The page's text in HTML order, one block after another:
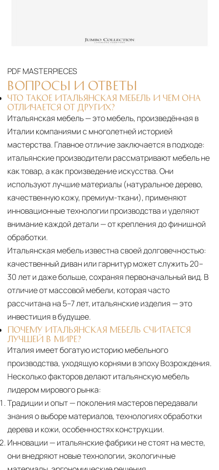
PDFMASTERPIECES
ВОПРОСЫ И ОТВЕТЫ
ЧТО ТАКОЕ ИТАЛЬЯНСКАЯ МЕБЕЛЬ И ЧЕМ ОНА
ОТЛИЧАЕТСЯ ОТ ДРУГИХ?
Итальянская мебель — это мебель, произведённая в
Италии компаниями с многолетней историей
мастерства. Главное отличие заключается в подходе:
итальянские производители рассматривают мебель не
как товар, а как произведение искусства. Они
используют лучшие материалы (натуральное дерево,
качественную кожу, премиум-ткани), применяют
инновационные технологии производства и уделяют
внимание каждой детали — от крепления до финишной
обработки.
Итальянская мебель известна своей долговечностью:
качественный диван или гарнитур может служить 20–
30 лет и даже больше, сохраняя первоначальный вид. В
отличие от массовой мебели, которая часто
рассчитана на 5–7 лет, итальянские изделия — это
инвестиция в будущее.
ПОЧЕМУ ИТАЛЬЯНСКАЯ МЕБЕЛЬ СЧИТАЕТСЯ
ЛУЧШЕЙ В МИРЕ?
Италия имеет богатую историю мебельного
производства, уходящую корнями в эпоху Возрождения.
Несколько факторов делают итальянскую мебель
лидером мирового рынка:
Традиции и опыт— поколения мастеров передавали
знания о выборе материалов, технологиях обработки
дерева и кожи, особенностях конструкции.
Инновации — итальянские фабрики не стоят на месте,
они внедряют новые технологии, экологичные